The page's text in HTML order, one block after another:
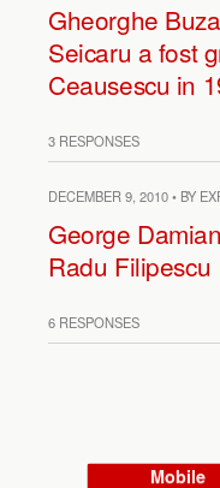
Gheorghe
Seicaru a fost
Ceausescu in
3 RESPONSES
DECEMBER 9, 2010 • BY
George
Radu Filipescu
6 RESPONSES
Mobile